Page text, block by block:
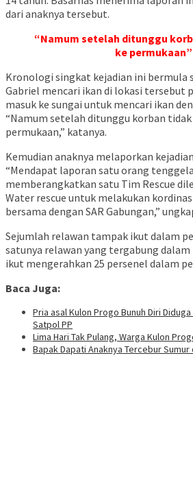
dari anaknya tersebut.
“Namum setelah ditunggu
ke permukaan”
Kronologi singkat kejadian ini bermula
Gabriel mencari ikan di lokasi tersebut
masuk ke sungai untuk mencari ikan
“Namum setelah ditunggu korban
permukaan,” katanya.
Kemudian anaknya melaporkan
“Mendapat laporan satu orang
memberangkatkan satu Tim Rescue
Water rescue untuk melakukan
bersama dengan SAR Gabungan,”
Sejumlah relawan tampak ikut dalam
satunya relawan yang tergabung dalam
ikut mengerahkan 25 persenel dalam
Baca Juga:
Pria asal Kulon Progo Bunuh Diri
Satpol PP
Lima Hari Tak Pulang, Warga Kulon
Bapak Dapati Anaknya Tercebur Sumur